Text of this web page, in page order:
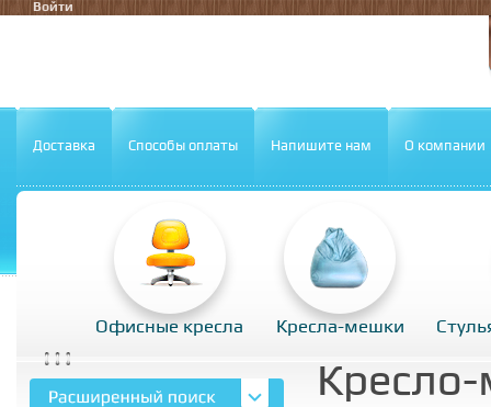
Войти
Доставка Способы оплаты Напишите нам О компании
Офисные кресла Кресла-мешки